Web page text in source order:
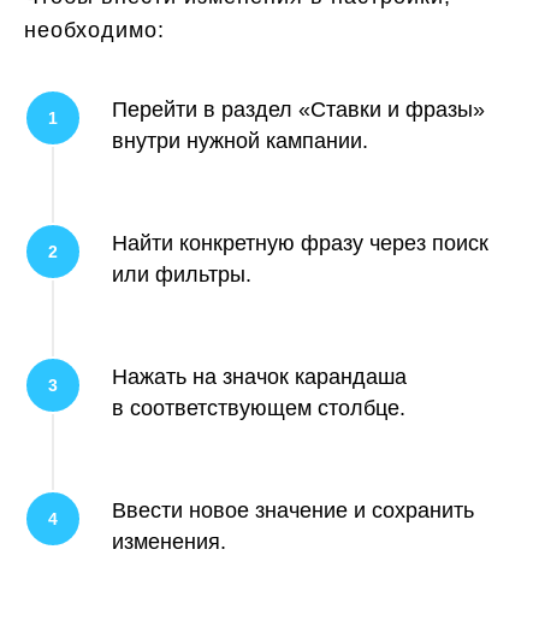
необходимо:
Перейти в раздел «Ставки и фразы»
внутри нужной кампании.
Найти конкретную фразу через поиск
или фильтры.
Нажать на значок карандаша
в соответствующем столбце.
Ввести новое значение и сохранить
изменения.